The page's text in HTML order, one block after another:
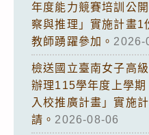
年度能力競賽培訓公
察與推理」實施計畫1
教師踴躍參加。 2026-
檢送國立臺南女子高
辦理115學年度上學
入校推廣計畫」實施
請。 2026-08-06